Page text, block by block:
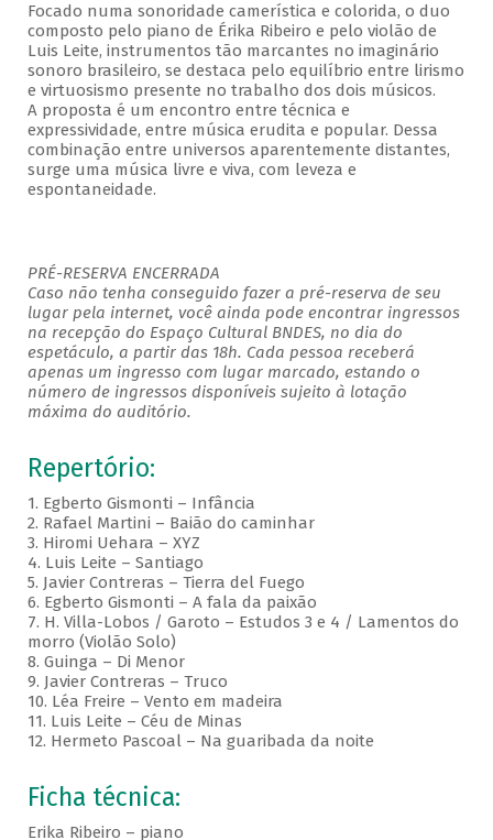
Focado numa sonoridade camerística e colorida, o duo
composto pelo piano de Érika Ribeiro e pelo violão de
Luis Leite, instrumentos tão marcantes no imaginário
sonoro brasileiro, se destaca pelo equilíbrio entre lirismo
e virtuosismo presente no trabalho dos dois músicos.
A proposta é um encontro entre técnica e
expressividade, entre música erudita e popular. Dessa
combinação entre universos aparentemente distantes,
surge uma música livre e viva, com leveza e
espontaneidade.
PRÉ-RESERVA ENCERRADA
Caso não tenha conseguido fazer a pré-reserva de seu
lugar pela internet, você ainda pode encontrar ingressos
na recepção do Espaço Cultural BNDES, no dia do
espetáculo, a partir das 18h. Cada pessoa receberá
apenas um ingresso com lugar marcado, estando o
número de ingressos disponíveis sujeito à lotação
máxima do auditório.
Repertório:
1. Egberto Gismonti – Infância
2. Rafael Martini – Baião do caminhar
3. Hiromi Uehara – XYZ
4. Luis Leite – Santiago
5. Javier Contreras – Tierra del Fuego
6. Egberto Gismonti – A fala da paixão
7. H. Villa-Lobos / Garoto – Estudos 3 e 4 / Lamentos do
morro (Violão Solo)
8. Guinga – Di Menor
9. Javier Contreras – Truco
10. Léa Freire – Vento em madeira
11. Luis Leite – Céu de Minas
12. Hermeto Pascoal – Na guaribada da noite
Ficha técnica:
Erika Ribeiro – piano